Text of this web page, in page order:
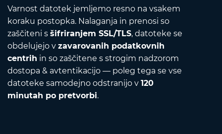
Varnost datotek jemljemo resno na vsakem
koraku postopka. Nalaganja in prenosi so
zaščiteni s šifriranjem SSL/TLS, datoteke se
obdelujejo v zavarovanih podatkovnih
centrih in so zaščitene s strogim nadzorom
dostopa & avtentikacijo — poleg tega se vse
datoteke samodejno odstranijo v 120
minutah po pretvorbi.